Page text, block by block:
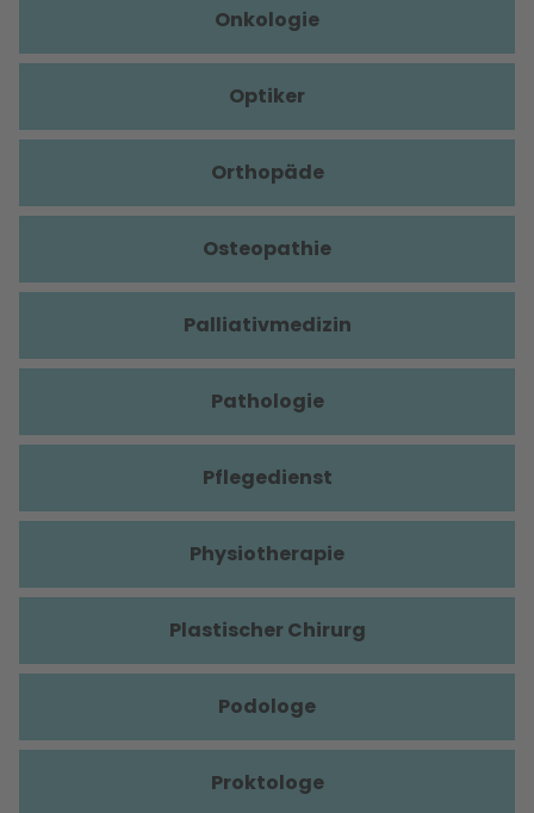
Onkologie
Optiker
Orthopäde
Osteopathie
Palliativmedizin
Pathologie
Pflegedienst
Physiotherapie
Plastischer Chirurg
Podologe
Proktologe